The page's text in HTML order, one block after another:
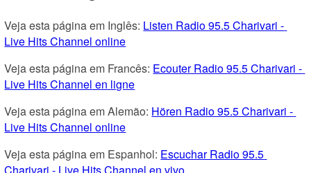
Veja esta página em Inglês: Listen Radio 95.5 Charivari -
Live Hits Channel online
Veja esta página em Francês: Ecouter Radio 95.5 Charivari -
Live Hits Channel en ligne
Veja esta página em Alemão: Hören Radio 95.5 Charivari -
Live Hits Channel online
Veja esta página em Espanhol: Escuchar Radio 95.5
Charivari - Live Hits Channel en vivo